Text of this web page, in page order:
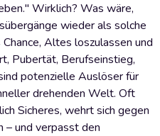
Wirklich? Was wäre,
wieder als solche
Altes loszulassen und
Pubertät, Berufseinstieg,
potenzielle Auslöser für
drehenden Welt. Oft
Sicheres, wehrt sich gegen
– und verpasst den